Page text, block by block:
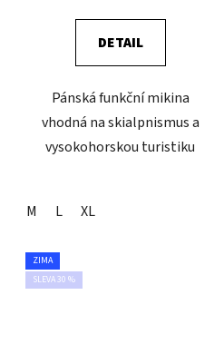
DETAIL
Pánská funkční mikina
vhodná na skialpnismus a
vysokohorskou turistiku
M L XL
ZIMA
SLEVA 30 %